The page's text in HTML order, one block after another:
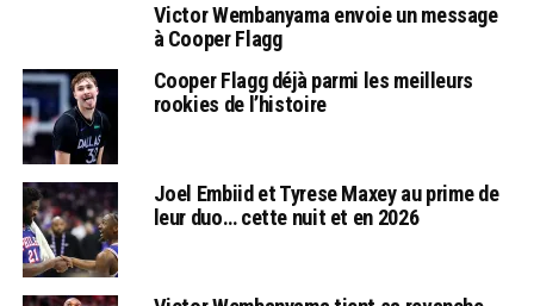
Victor Wembanyama envoie un message
à Cooper Flagg
Cooper Flagg déjà parmi les meilleurs
rookies de l’histoire
Joel Embiid et Tyrese Maxey au prime de
leur duo… cette nuit et en 2026